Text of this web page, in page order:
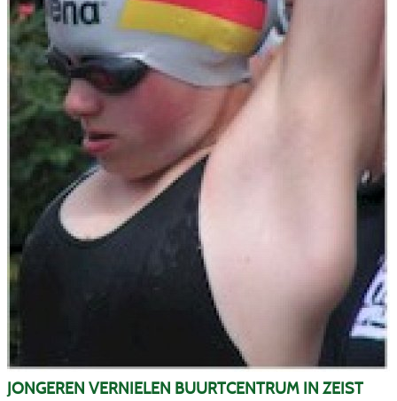
JONGEREN VERNIELEN BUURTCENTRUM IN ZEIST